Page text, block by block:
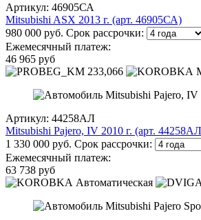
Артикул: 46905СА
Mitsubishi ASX 2013 г. (арт. 46905СА)
980 000 руб. Срок рассрочки:
Ежемесячный платеж:
46 965 руб
233,066
Артикул: 44258АЛ
Mitsubishi Pajero, IV 2010 г. (арт.
1 330 000 руб. Срок рассрочки:
Ежемесячный платеж:
63 738 руб
Автоматическая